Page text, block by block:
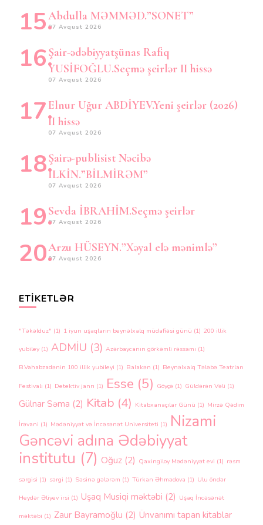
Abdulla MƏMMƏD.”SONET”
07 Avqust 2026
Şair-ədəbiyyatşünas Rafiq
YUSİFOĞLU.Seçmə şeirlər II hissə
07 Avqust 2026
Elnur Uğur ABDİYEV.Yeni şeirlər (2026)
II hissə
07 Avqust 2026
Şairə-publisist Nəcibə
İLKİN.”BİLMİRƏM”
07 Avqust 2026
Sevda İBRAHİM.Seçmə şeirlər
07 Avqust 2026
Arzu HÜSEYN.”Xəyal elə mənimlə”
07 Avqust 2026
ETIKETLƏR
"Təkəlduz" (1) 1 iyun uşaqların beynəlxalq müdafiəsi günü (1) 200 illik
yubiley (1) ADMİU (3) Azərbaycanın görkəmli rəssamı (1)
B.Vahabzadənin 100 illik yubileyi (1) Balakən (1) Beynəlxalq Tələbə Teatrları
Festivalı (1) Detektiv janrı (1) Esse (5) Göyçə (1) Güldərən Vəli (1)
Gülnar Səma (2) Kitab (4) Kitabxanaçılar Günü (1) Mirzə Qədim
İrəvani (1) Mədəniyyət və İncəsənət Universiteti (1) Nizami
Gəncəvi adına Ədəbiyyat
institutu (7) Oğuz (2) Qaxingiloy Mədəniyyət evi (1) rəsm
sərgisi (1) sərgi (1) Səsinə gələrəm (1) Türkan Əhmədova (1) Ulu öndər
Heydər Əliyev irsi (1) Uşaq Musiqi məktəbi (2) Uşaq İncəsənət
məktəbi (1) Zaur Bayramoğlu (2) Ünvanımı tapan kitablar